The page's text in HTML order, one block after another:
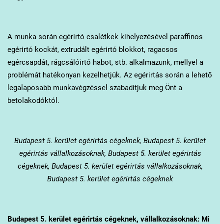
A munka során egérirtó csalétkek kihelyezésével paraffinos
egérirtó kockát, extrudált egérirtó blokkot, ragacsos
egércsapdát, rágcsálóirtó habot, stb. alkalmazunk, mellyel a
problémát hatékonyan kezelhetjük. Az egérirtás során a lehető
legalaposabb munkavégzéssel szabadítjuk meg Önt a
betolakodóktól.
Budapest 5. kerület egérirtás cégeknek, Budapest 5. kerület
egérirtás vállalkozásoknak, Budapest 5. kerület egérirtás
cégeknek, Budapest 5. kerület egérirtás vállalkozásoknak,
Budapest 5. kerület egérirtás cégeknek
Budapest 5. kerületegérirtás cégeknek, vállalkozásoknak: Mi